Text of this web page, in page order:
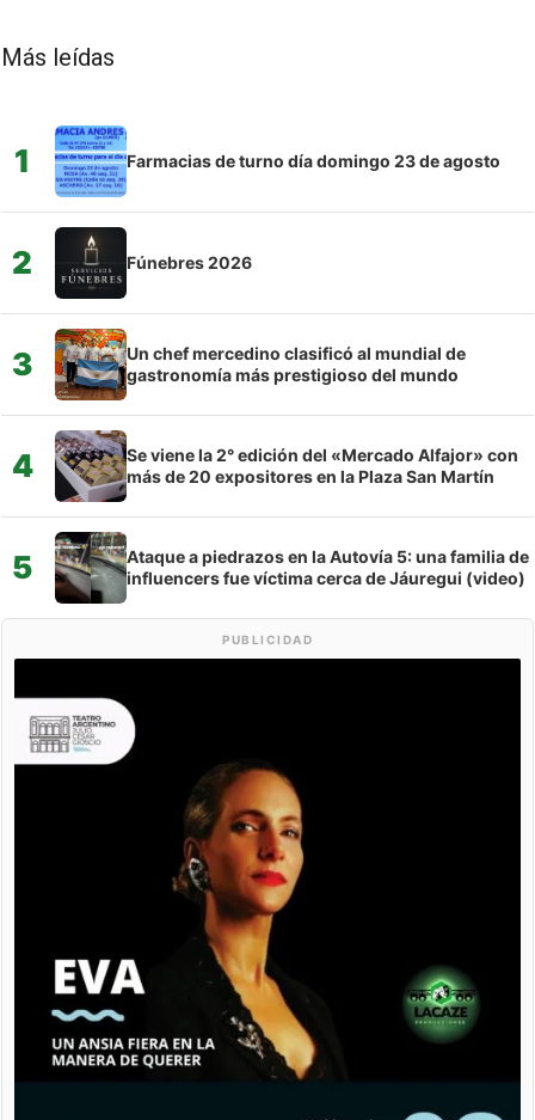
Más leídas
1 Farmacias de turno día domingo 23 de agosto
2 Fúnebres 2026
3
Un chef mercedino clasificó al mundial de
gastronomía más prestigioso del mundo
4
Se viene la 2° edición del «Mercado Alfajor» con
más de 20 expositores en la Plaza San Martín
5
Ataque a piedrazos en la Autovía 5: una familia de
influencers fue víctima cerca de Jáuregui (video)
PUBLICIDAD